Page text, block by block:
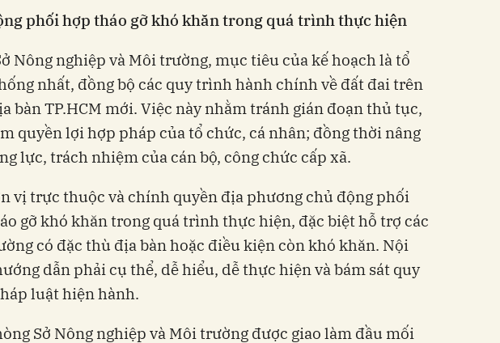
phối hợp tháo gỡ khó khăn trong quá trình thực hiện
Nông nghiệp và Môi trường, mục tiêu của kế hoạch là tổ
nhất, đồng bộ các quy trình hành chính về đất đai trên
bàn TP.HCM mới. Việc này nhằm tránh gián đoạn thủ tục,
quyền lợi hợp pháp của tổ chức, cá nhân; đồng thời nâng
lực, trách nhiệm của cán bộ, công chức cấp xã.
vị trực thuộc và chính quyền địa phương chủ động phối
gỡ khó khăn trong quá trình thực hiện, đặc biệt hỗ trợ các
có đặc thù địa bàn hoặc điều kiện còn khó khăn. Nội
dẫn phải cụ thể, dễ hiểu, dễ thực hiện và bám sát quy
luật hiện hành.
Sở Nông nghiệp và Môi trường được giao làm đầu mối